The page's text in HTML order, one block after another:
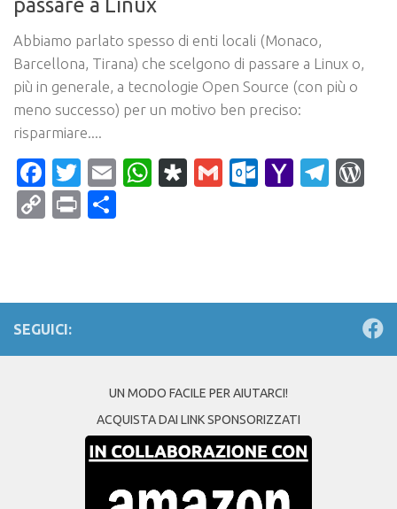
Abbiamo parlato spesso di enti locali (Monaco,
Barcellona, Tirana) che scelgono di passare a Linux o,
più in generale, a tecnologie Open Source (con più o
meno successo) per un motivo ben preciso:
risparmiare....
Facebook
Twitter
EmailWhatsApp
Diaspora
Gmail Yahoo
CopyPrint
SEGUICI:
UN MODO FACILE PER AIUTARCI!
ACQUISTA DAI LINK SPONSORIZZATI